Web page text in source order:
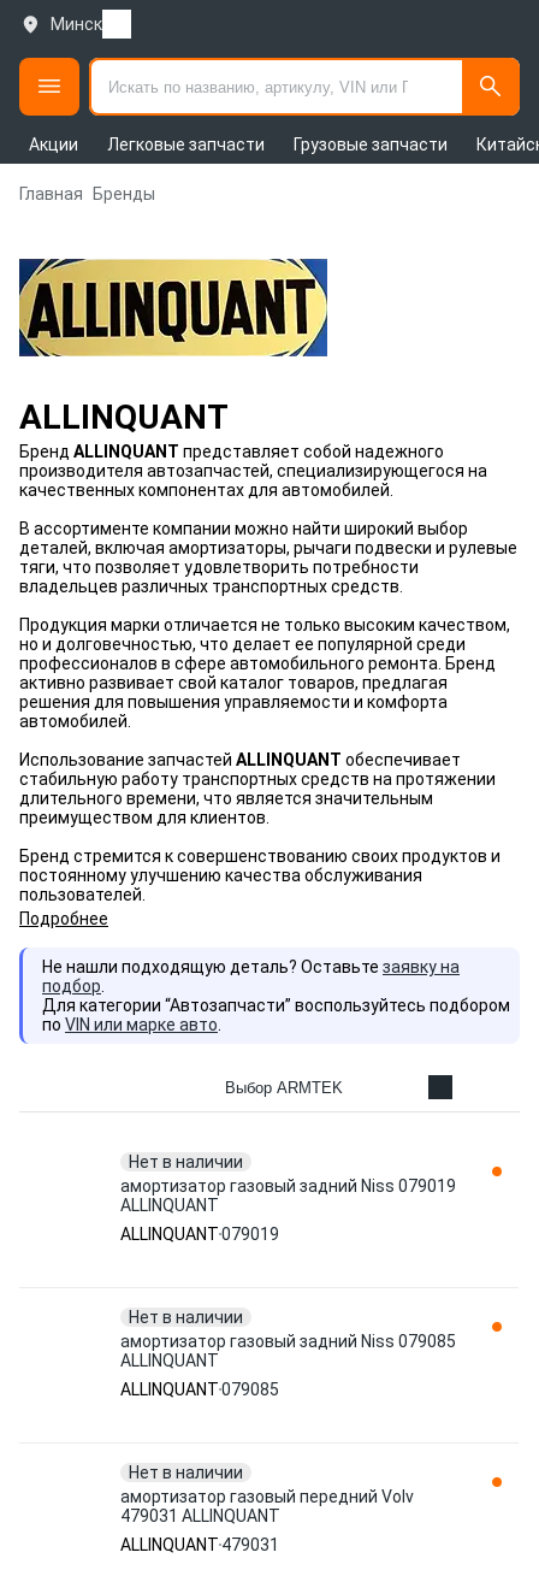
Минск
Акции Легковые запчасти Грузовые запчасти
Главная Бренды
ALLINQUANT
Бренд ALLINQUANT представляет собой надежного
производителя автозапчастей, специализирующегося на
качественных компонентах для автомобилей.
В ассортименте компании можно найти широкий выбор
деталей, включая амортизаторы, рычаги подвески и рулевые
тяги, что позволяет удовлетворить потребности
владельцев различных транспортных средств.
Продукция марки отличается не только высоким качеством,
но и долговечностью, что делает ее популярной среди
профессионалов в сфере автомобильного ремонта. Бренд
активно развивает свой каталог товаров, предлагая
решения для повышения управляемости и комфорта
автомобилей.
Использование запчастей ALLINQUANT обеспечивает
стабильную работу транспортных средств на протяжении
длительного времени, что является значительным
преимуществом для клиентов.
Бренд стремится к совершенствованию своих продуктов и
постоянному улучшению качества обслуживания
пользователей.
Подробнее
Не нашли подходящую деталь? Оставьте заявку на
подбор
Для категории “Автозапчасти” воспользуйтесь подбором
по VIN или марке авто
Выбор ARMTEK
Нет в наличии
амортизатор газовый задний Niss 079019
ALLINQUANT
ALLINQUANT079019
Нет в наличии
амортизатор газовый задний Niss 079085
ALLINQUANT
ALLINQUANT079085
Нет в наличии
амортизатор газовый передний Volv
479031 ALLINQUANT
ALLINQUANT 479031